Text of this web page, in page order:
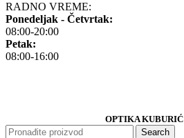
RADNO VREME:
Ponedeljak - Četvrtak:
08:00-20:00
Petak:
08:00-16:00
OPTIKA KUBURIĆ
Search